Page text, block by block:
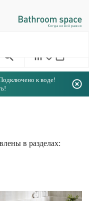
к воде!
в разделах: